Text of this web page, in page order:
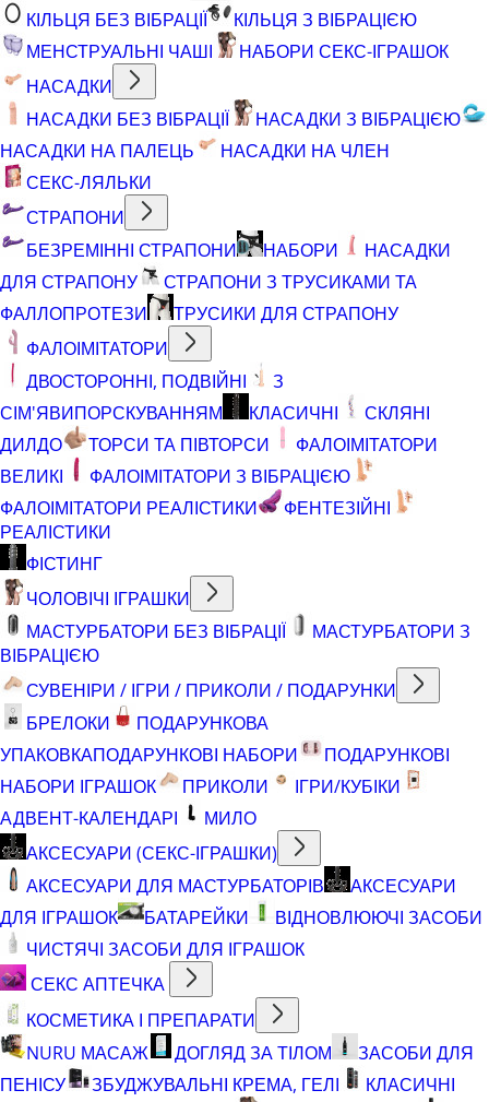
КІЛЬЦЯ БЕЗ ВІБРАЦІЇ
КІЛЬЦЯ З ВІБРАЦІЄЮ
МЕНСТРУАЛЬНІ ЧАШІ
НАБОРИ СЕКС-ІГРАШОК
НАСАДКИ
НАСАДКИ БЕЗ ВІБРАЦІЇ
НАСАДКИ З ВІБРАЦІЄЮ
НАСАДКИ НА ПАЛЕЦЬ
НАСАДКИ НА ЧЛЕН
СЕКС-ЛЯЛЬКИ
СТРАПОНИ
БЕЗРЕМІННІ СТРАПОНИ
НАБОРИ
НАСАДКИ
ДЛЯ СТРАПОНУ
СТРАПОНИ З ТРУСИКАМИ ТА
ФАЛЛОПРОТЕЗИ
ТРУСИКИ ДЛЯ СТРАПОНУ
ФАЛОІМІТАТОРИ
ДВОСТОРОННІ, ПОДВІЙНІ
З
СІМ'ЯВИПОРСКУВАННЯМ
КЛАСИЧНІ
СКЛЯНІ
ДИЛДО
ТОРСИ ТА ПІВТОРСИ
ФАЛОІМІТАТОРИ
ВЕЛИКІ
ФАЛОІМІТАТОРИ З ВІБРАЦІЄЮ
ФАЛОІМІТАТОРИ РЕАЛІСТИКИ
ФЕНТЕЗІЙНІ
РЕАЛІСТИКИ
ФІСТИНГ
ЧОЛОВІЧІ ІГРАШКИ
МАСТУРБАТОРИ БЕЗ ВІБРАЦІЇ
МАСТУРБАТОРИ З
ВІБРАЦІЄЮ
СУВЕНІРИ / ІГРИ / ПРИКОЛИ / ПОДАРУНКИ
БРЕЛОКИ
ПОДАРУНКОВА
УПАКОВКАПОДАРУНКОВІ НАБОРИ
ПОДАРУНКОВІ
НАБОРИ ІГРАШОК
ПРИКОЛИ
ІГРИ/КУБІКИ
АДВЕНТ-КАЛЕНДАРІ
МИЛО
АКСЕСУАРИ (СЕКС-ІГРАШКИ)
АКСЕСУАРИ ДЛЯ МАСТУРБАТОРІВ
АКСЕСУАРИ
ДЛЯ ІГРАШОК
БАТАРЕЙКИ
ВІДНОВЛЮЮЧІ ЗАСОБИ
ЧИСТЯЧІ ЗАСОБИ ДЛЯ ІГРАШОК
СЕКС АПТЕЧКА
КОСМЕТИКА І ПРЕПАРАТИ
NURU МАСАЖ
ДОГЛЯД ЗА ТІЛОМ
ЗАСОБИ ДЛЯ
ПЕНІСУ
ЗБУДЖУВАЛЬНІ КРЕМА, ГЕЛІ
КЛАСИЧНІ